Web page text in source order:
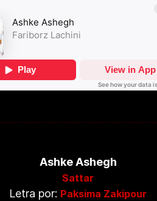
Ashke Ashegh
Sattar
Letra por: Paksima Zakipour